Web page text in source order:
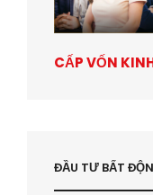
CẤP VỐN
ĐẦU TƯ BẤT